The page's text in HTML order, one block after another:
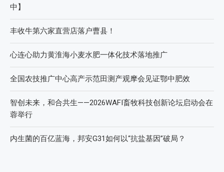
中】
丰收牛第六家直营店落户曹县！
心连心助力黄淮海小麦水肥一体化技术落地推广
全国农技推广中心高产示范田测产观摩会见证鄂中肥效
智创未来，和合共生——2026WAFI畜牧科技创新论坛启动会在
蓉举行
内生菌的百亿蓝海，邦安G31如何以“抗盐基因”破局？